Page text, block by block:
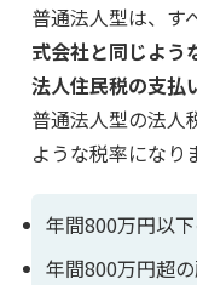
普通法人型は、す
式会社と同じよう
法人住民税の支払
普通法人型の法人
ような税率になり
年間800万円以
年間800万円超